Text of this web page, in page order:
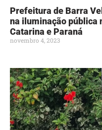
Prefeitura de Barra
na iluminação pública
Catarina e Paraná
novembro 4, 2023